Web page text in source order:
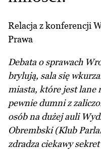
Relacja z konferencji
Prawa
Debata o sprawach
brylują, sala się
miasta, które jest lane
pewnie dumni z
osób na dużej auli
Obrembski (Klub
zdradza ciekawy